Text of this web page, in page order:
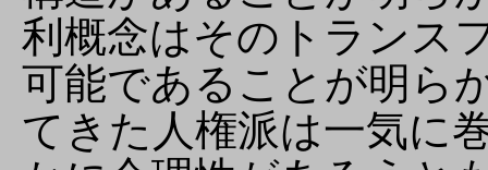
利概念はそのトランス
可能であることが明ら
てきた人権派は一気に